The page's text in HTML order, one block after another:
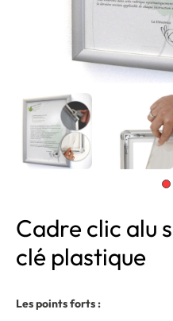
Cadre clic alu
clé plastique
Les points forts :